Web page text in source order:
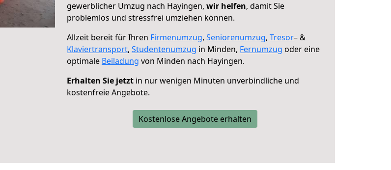
gewerblicher Umzug nach Hayingen, wir helfen, damit Sie
problemlos und stressfrei umziehen können.
Allzeit bereit für Ihren Firmenumzug, Seniorenumzug, Tresor– &
Klaviertransport, Studentenumzug in Minden, Fernumzug oder eine
optimale Beiladung von Minden nach Hayingen.
Erhalten Sie jetzt in nur wenigen Minuten unverbindliche und
kostenfreie Angebote.
Kostenlose Angebote erhalten